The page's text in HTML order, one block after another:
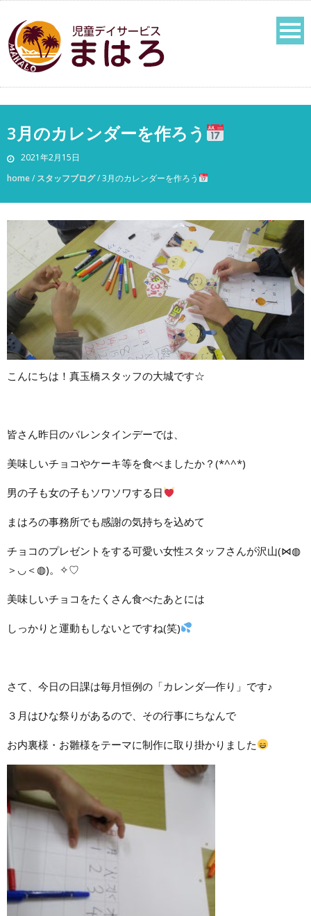
3月のカレンダーを作ろう
2021年2月15日
home/ スタッフブログ/3月のカレンダーを作ろう
こんにちは！真玉橋スタッフの大城です☆
皆さん昨日のバレンタインデーでは、
美味しいチョコやケーキ等を食べましたか？(*^^*)
男の子も女の子もソワソワする日
まはろの事務所でも感謝の気持ちを込めて
チョコのプレゼントをする可愛い女性スタッフさんが沢山(⋈◍
＞◡＜◍)。✧♡
美味しいチョコをたくさん食べたあとには
しっかりと運動もしないとですね(笑)
さて、今日の日課は毎月恒例の「カレンダ―作り」です♪
３月はひな祭りがあるので、その行事にちなんで
お内裏様・お雛様をテーマに制作に取り掛かりました